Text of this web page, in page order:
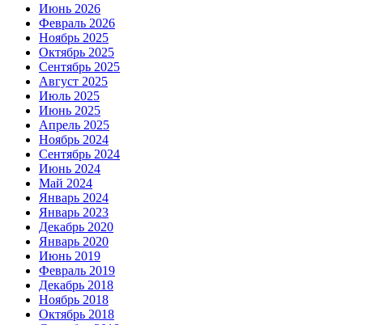
Июнь 2026
Февраль 2026
Ноябрь 2025
Октябрь 2025
Сентябрь 2025
Август 2025
Июль 2025
Июнь 2025
Апрель 2025
Ноябрь 2024
Сентябрь 2024
Июнь 2024
Май 2024
Январь 2024
Январь 2023
Декабрь 2020
Январь 2020
Июнь 2019
Февраль 2019
Декабрь 2018
Ноябрь 2018
Октябрь 2018